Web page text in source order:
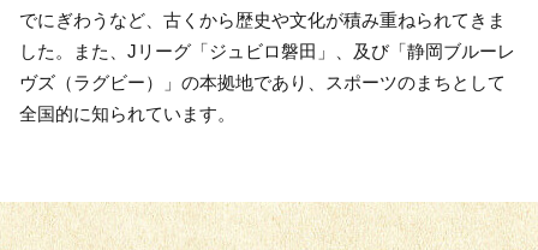
でにぎわうなど、古くから歴史や文化が積み重ねられてきま
した。また、Jリーグ「ジュビロ磐田」、及び「静岡ブルーレ
ヴズ（ラグビー）」の本拠地であり、スポーツのまちとして
全国的に知られています。